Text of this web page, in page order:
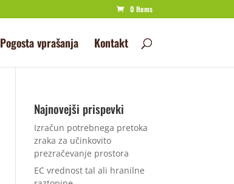
0 Items
Pogosta vprašanja Kontakt
Najnovejši prispevki
Izračun potrebnega pretoka
zraka za učinkovito
prezračevanje prostora
EC vrednost tal ali hranilne